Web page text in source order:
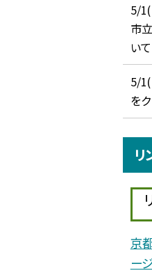
5/
市
いて
5/
を
リ
京
ー